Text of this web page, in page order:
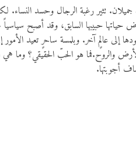
جميلان. تثير رغبة الرجال وحسد النساء.
حبيبها السابق، وقد أصبح
إلى عالمٍ آخر. وبلمسة ساحرٍ تعيد
والروح.فما هو الحبّ الحقيقي؟ وما
أجوبتها.